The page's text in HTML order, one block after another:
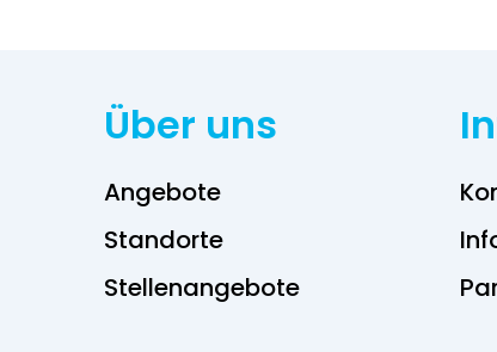
Über uns
Angebote
Standorte
Stellenangebote